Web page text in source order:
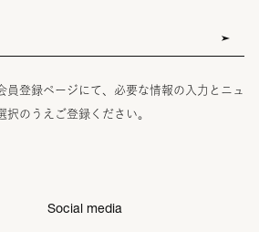
員登録ページにて、必要な情報の入力とニュ
のうえご登録ください。
Social media